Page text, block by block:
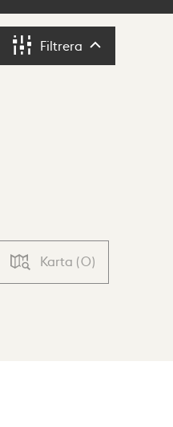
Filtrera Filtrera
Karta (0)